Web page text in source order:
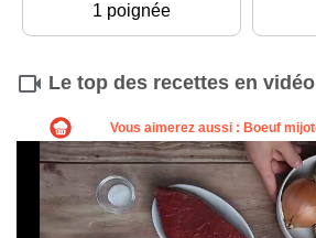
1 poignée
Le top des recettes en vidéo